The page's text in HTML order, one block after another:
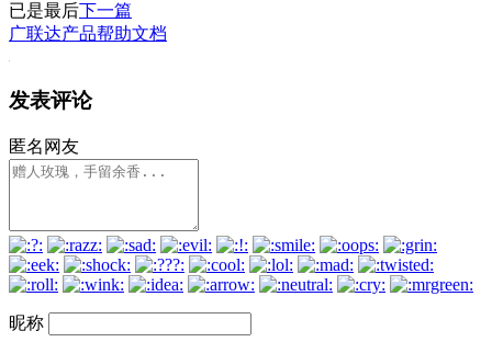
已是最后下一篇
广联达产品帮助文档
发表评论
匿名网友
昵称